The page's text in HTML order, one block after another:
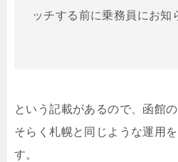
ッチする前に乗務員にお知
という記載があるので、函館
そらく札幌と同じような運用
す。